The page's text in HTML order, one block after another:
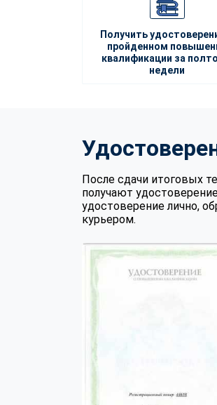
Получить
пройденном
квалификации за
недели
После сдачи итоговых
получают
удостоверение лично,
курьером.